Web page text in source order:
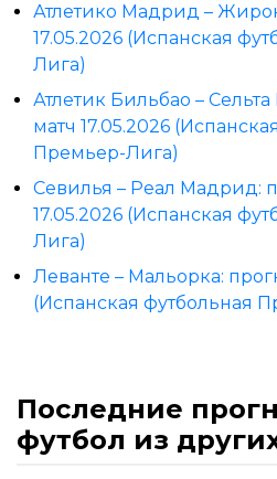
Атлетико Мадрид –
17.05.2026 (Испанская
Лига)
Атлетик Бильбао –
матч 17.05.2026
Премьер-Лига)
Севилья – Реал Мадрид:
17.05.2026 (Испанская
Лига)
Леванте – Мальорка:
(Испанская футбольная
Последние
футбол из